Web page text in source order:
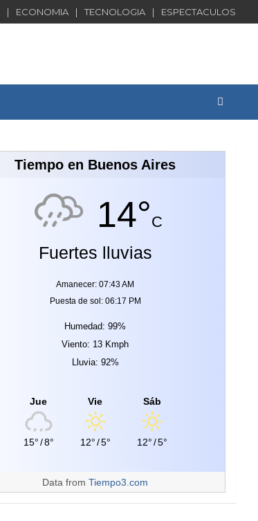
ECONOMIA TECNOLOGIA ESPECTACULOS
Tiempo en Buenos Aires
14°C
Fuertes lluvias
Amanecer: 07:43 AM
Puesta de sol: 06:17 PM
Humedad: 99%
Viento: 13 Kmph
Lluvia: 92%
Jue
15°/8°
Vie
12°/5°
Sáb
12°/5°
Data fromTiempo3.com